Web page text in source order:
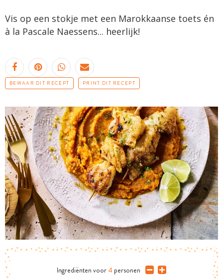
Vis op een stokje met een Marokkaanse toets én
à la Pascale Naessens... heerlijk!
BEWAAR DIT RECEPT PRINT DIT RECEPT
Ingrediënten voor 4 personen